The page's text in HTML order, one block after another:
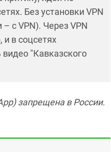
Без установки VPN
с VPN). Через VPN
в соцсетях
"Кавказского
запрещена в России.